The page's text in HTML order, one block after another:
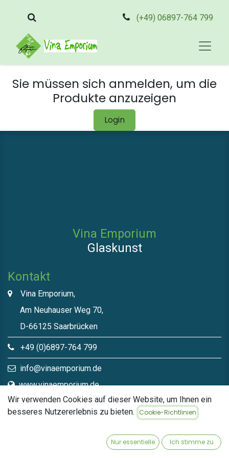
(+49) 06897-764 799
Sie müssen sich anmelden, um die
Produkte anzuzeigen
Login
Vina Emporium
Glaskunst
Kontakt
Vina Emporium,
Am Neuhauser Weg 70,
D-66125 Saarbrücken
+49 (0)6897-764 799
info@vinaemporium.de
www.vinaemporium.de
Direktlinks​
Wir verwenden Cookies auf dieser Website, um Ihnen ein
besseres Nutzererlebnis zu bieten.
Cookie-Richtlinien
Nur essentielle Ich stimme zu